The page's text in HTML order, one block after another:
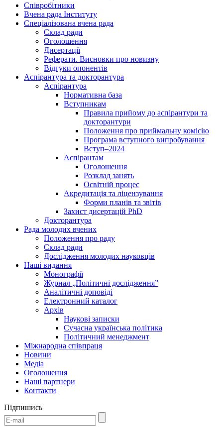
Співробітники
Вчена рада Інституту
Спеціалізована вчена рада
Склад ради
Оголошення
Дисертації
Реферати. Висновки про новизну
Відгуки опонентів
Аспірантура та докторантура
Аспірантура
Нормативна база
Вступникам
Правила прийому до аспірантури та
докторантури
Положення про приймальну комісію
Програма вступного випробування
Вступ–2024
Аспірантам
Оголошення
Розклад занять
Освітній процес
Акредитація та ліцензування
Форми планів та звітів
Захист дисертацій PhD
Докторантура
Рада молодих вчених
Положення про раду
Склад ради
Дослідження молодих науковців
Наші видання
Монографії
Журнал „Політичні дослідження”
Аналітичні доповіді
Електронний каталог
Архів
Наукові записки
Сучасна українська політика
Політичний менеджмент
Міжнародна співпраця
Новини
Медіa
Оголошення
Наші партнери
Контакти
Підпишись